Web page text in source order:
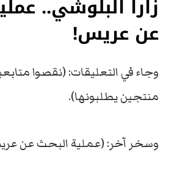
زارا البلوشي..
عن عريس!
وجاء في التعليقات: (نقصوا
منتجين يطلبونها).
وسخر آخر: (عملية البحث عن